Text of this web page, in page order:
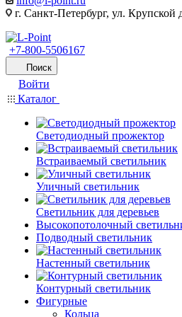
г. Санкт-Петербург, ул. Крупской
+7-800-5506167
Поиск
Войти
Каталог
Светодиодный прожектор
Встраиваемый светильник
Уличный светильник
Светильник для деревьев
Высокопотолочный
Подводный светильник
Настенный светильник
Контурный светильник
Фигурные
Кольца